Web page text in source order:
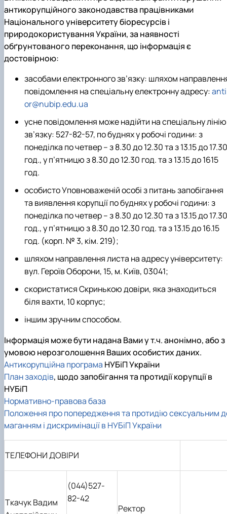
антикорупційного законодавства працівниками
Національного університету біоресурсів і
природокористування України, за наявності
обґрунтованого переконання, що інформація є
достовірною:
засобами електронного зв’язку: шляхом
повідомлення на спеціальну електронну адресу:
or@nubip.edu.ua
усне повідомлення може надійти на спеціальну лінію
зв’язку: 527-82-57, по буднях у робочі години: з
понеділка по четвер – з 8.30 до 12.30 та з 13.15 до 17.30
год., у п’ятницю з 8.30 до 12.30 год. та з 13.15 до 1615
год.
особисто Уповноваженій особі з питань запобігання
та виявлення корупції по буднях у робочі години: з
понеділка по четвер – з 8.30 до 12.30 та з 13.15 до 17.30
год., у п’ятницю з 8.30 до 12.30 год. та з 13.15 до 16.15
год. (корп. № 3, кім. 219);
шляхом направлення листа на адресу університету:
вул. Героїв Оборони, 15, м. Київ, 03041;
скористатися Скринькою довіри, яка знаходиться
біля вахти, 10 корпус;
іншим зручним способом.
Інформація може бути надана Вами у т.ч. анонімно, або з
умовою нерозголошення Ваших особистих даних.
Антикорупційна програма НУБіП України
План заходів, щодо запобігання та протидії корупції в
НУБіП
Нормативно-правова база
Положення про попередження та протидію сексуальним
маганням і дискримінації в НУБіП України
ТЕЛЕФОНИ ДОВІРИ
Ткачук Вадим
(044)527-
82-42
Ректор